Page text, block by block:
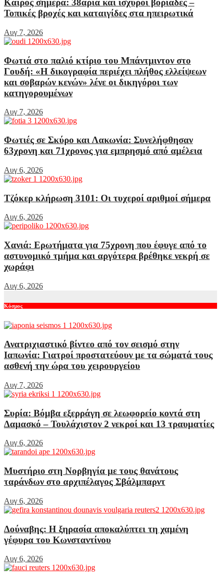
Καιρός σήμερα: 38άρια και ισχυροί βοριάδες –
Τοπικές βροχές και καταιγίδες στα ηπειρωτικά
Αυγ 7, 2026
Φωτιά στο παλιό κτίριο του Μπάντμιντον στο
Γουδή: «Η δικογραφία περιέχει πλήθος ελλείψεων
και σοβαρών κενών» λένε οι δικηγόροι των
κατηγορουμένων
Αυγ 7, 2026
Φωτιές σε Σκύρο και Λακωνία: Συνελήφθησαν
63χρονη και 71χρονος για εμπρησμό από αμέλεια
Αυγ 6, 2026
Τζόκερ κλήρωση 3101: Οι τυχεροί αριθμοί σήμερα
Αυγ 6, 2026
Χανιά: Ερωτήματα για 75χρονη που έφυγε από το
αστυνομικό τμήμα και αργότερα βρέθηκε νεκρή σε
χωράφι
Αυγ 6, 2026
Κόσμος
Ανατριχιαστικό βίντεο από τον σεισμό στην
Ιαπωνία: Γιατροί προστατεύουν με τα σώματά τους
ασθενή την ώρα του χειρουργείου
Αυγ 7, 2026
Συρία: Βόμβα εξερράγη σε λεωφορείο κοντά στη
Δαμασκό – Τουλάχιστον 2 νεκροί και 13 τραυματίες
Αυγ 6, 2026
Μυστήριο στη Νορβηγία με τους θανάτους
ταράνδων στο αρχιπέλαγος Σβάλμπαρντ
Αυγ 6, 2026
Δούναβης: Η ξηρασία αποκαλύπτει τη χαμένη
γέφυρα του Κωνσταντίνου
Αυγ 6, 2026